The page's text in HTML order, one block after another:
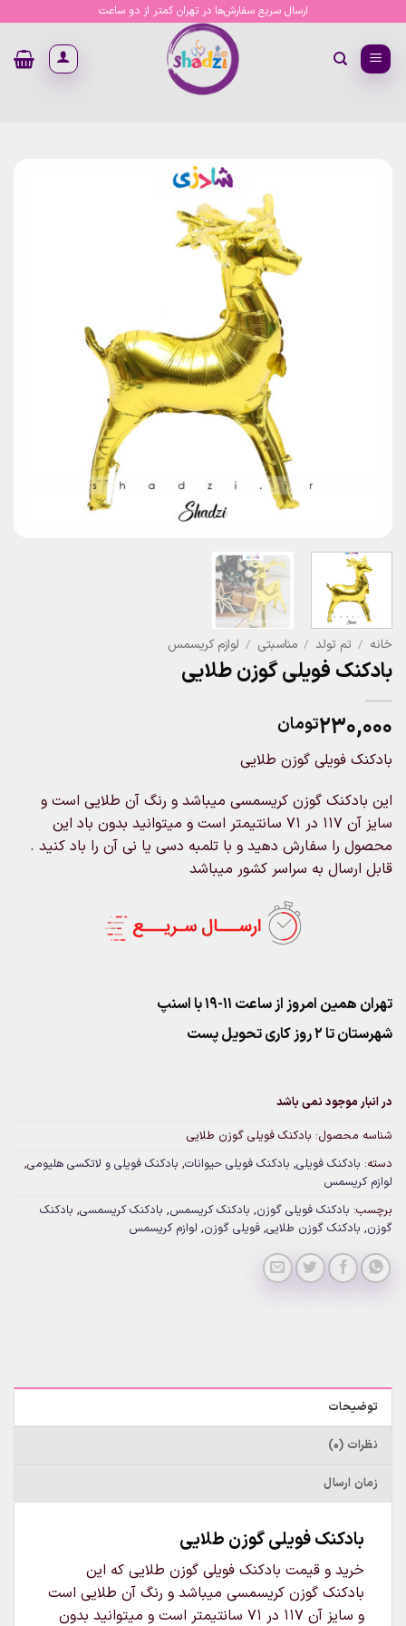
content
ارسال سریع سفارش‌ها در تهران کمتر از دو ساعت
خانه / تم تولد / مناسبتی / لوازم کریسمس
بادکنک فویلی گوزن طلایی
۲۳۰,۰۰۰تومان
بادکنک فویلی گوزن طلایی
این بادکنک گوزن کریسمسی میباشد و رنگ آن طلایی است و
سایز آن 117 در 71 سانتیمتر است و میتوانید بدون باد این
محصول را سفارش دهید و با تلمبه دسی یا نی آن را باد کنید .
قابل ارسال به سراسر کشور میباشد
تهران همین امروز از ساعت ۱۱-۱۹ با اسنپ
شهرستان تا 2 روز کاری تحویل پست
در انبار موجود نمی باشد
شناسه محصول: بادکنک فویلی گوزن طلایی
دسته: بادکنک فویلی, بادکنک فویلی حیوانات, بادکنک فویلی و لاتکسی هلیومی,
لوازم کریسمس
برچسب: بادکنک فویلی گوزن, بادکنک کریسمس, بادکنک کریسمسی, بادکنک
گوزن, بادکنک گوزن طلایی, فویلی گوزن, لوازم کریسمس
توضیحات
نظرات (0)
زمان ارسال
بادکنک فویلی گوزن طلایی
خرید و قیمت بادکنک فویلی گوزن طلایی که این
بادکنک گوزن کریسمسی میباشد و رنگ آن طلایی است
و سایز آن 117 در 71 سانتیمتر است و میتوانید بدون